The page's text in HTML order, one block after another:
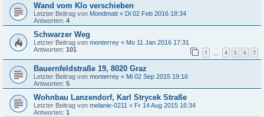
Wand vom Klo verschieben
Letzter Beitrag von Mondmatt « Di 02 Feb 2016 18:34
Antworten: 4
Schwarzer Weg
Letzter Beitrag von monterrey « Mo 11 Jan 2016 17:31
Antworten: 101 1 4 5 6 7
Bauernfeldstraße 19, 8020 Graz
Letzter Beitrag von monterrey « Mi 02 Sep 2015 19:16
Antworten: 5
Wohnbau Lanzendorf, Karl Strycek Straße
Letzter Beitrag von melanie-0211 « Fr 14 Aug 2015 16:34
Antworten: 1